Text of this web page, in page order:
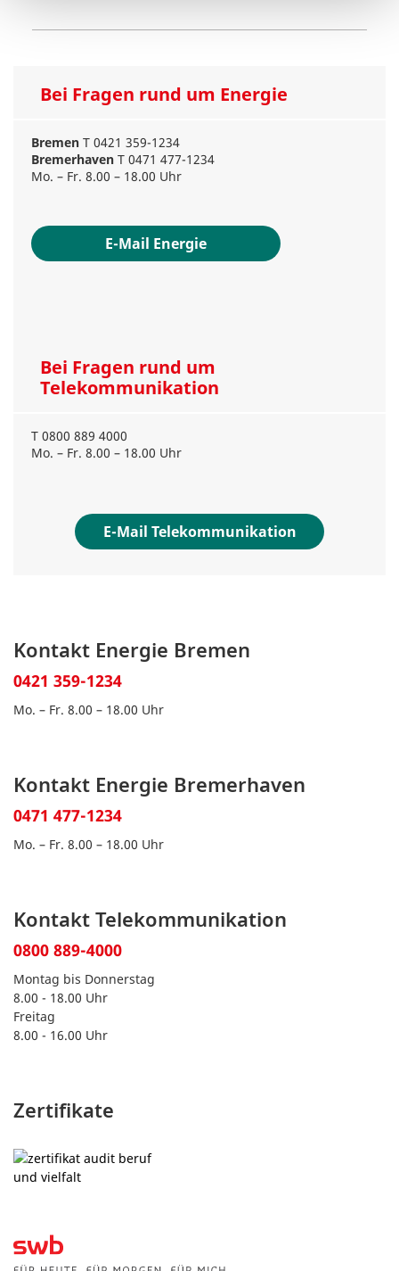
Bei Fragen rund um Energie
Bremen T 0421 359-1234
Bremerhaven T 0471 477-1234
Mo. – Fr. 8.00 – 18.00 Uhr
E-Mail Energie
Bei Fragen rund um
Telekommunikation
T 0800 889 4000
Mo. – Fr. 8.00 – 18.00 Uhr
E-Mail Telekommunikation
Kontakt Energie Bremen
0421 359-1234
Mo. – Fr. 8.00 – 18.00 Uhr
Kontakt Energie Bremerhaven
0471 477-1234
Mo. – Fr. 8.00 – 18.00 Uhr
Kontakt Telekommunikation
0800 889-4000
Montag bis Donnerstag
8.00 - 18.00 Uhr
Freitag
8.00 - 16.00 Uhr
Zertifikate